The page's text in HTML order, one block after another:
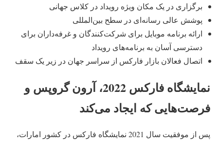
برگزاری در یک مکان ویژه رویداد در کلاس جهانی
پوشش عالی رسانه‌ای در سطح بین‌المللی
ارائه برنامه موبایل برای شرکت‌کنندگان و غرفه‌داران برای
دسترسی آسان به برنامه‌های رویداد
اتصال فعالان بازار فارکس از سراسر جهان در زیر یک سقف
نمایشگاه فارکس 2022، آرون گروپس و
فرصت‌هایی که ایجاد می‌کند
پس از موفقیت سال 2021 نمایشگاه فارکس در کشور امارات،